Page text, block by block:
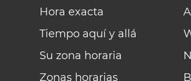
Hora exacta
Tiempo aquí y allá
Su zona horaria
Zonas horarias